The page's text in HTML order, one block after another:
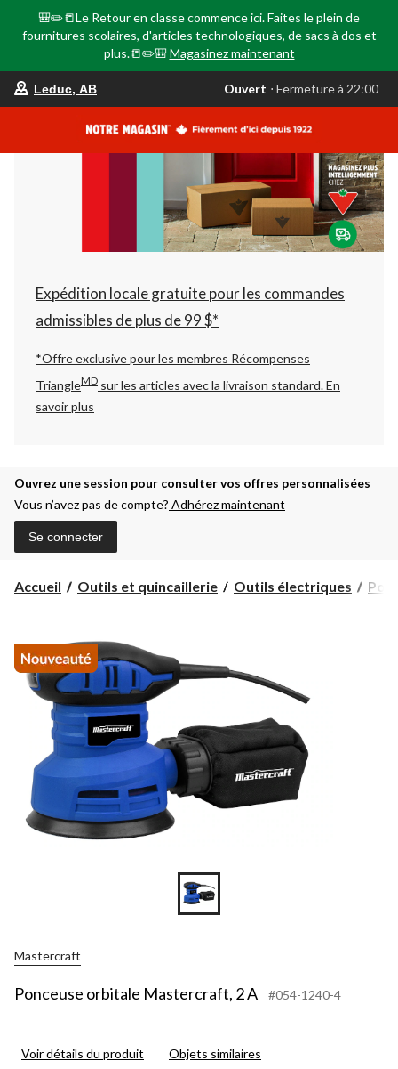
🎒✏️📒Le Retour en classe commence ici. Faites le plein de
fournitures scolaires, d'articles technologiques, de sacs à dos et
plus.📒✏️🎒 Magasinez maintenant
votre
est
AB,
Ouvert,
Fermeture
à
22:00
changer
Leduc, AB Ouvert ⋅ Fermeture à 22:00
Expédition locale gratuite pour les commandes
admissibles de plus de 99 $*
*Offre exclusive pour les membres Récompenses
TriangleMD sur les articles avec la livraison standard.En
savoir plus
Ouvrez une session pour consulter vos offres personnalisées
Vous n’avez pas de compte? Adhérez maintenant
Se connecter
Accueil Outils et quincaillerie Outils électriques
Mastercraft
Ponceuse orbitale Mastercraft, 2 A #054-1240-4
Voir détails du produit Objets similaires